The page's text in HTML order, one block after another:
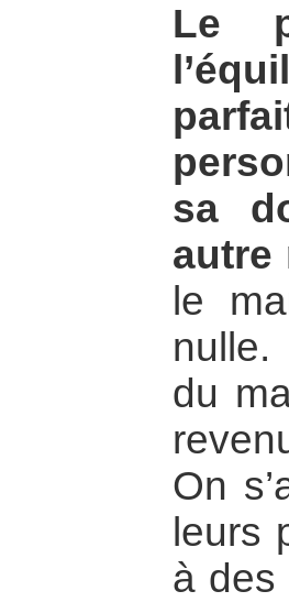
Le
sa
autre
le
nulle.
du
On
leurs
à des